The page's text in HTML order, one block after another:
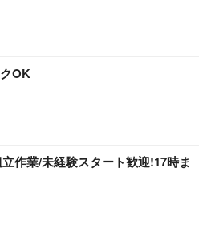
OK
作業/未経験スタート歓迎!17時ま